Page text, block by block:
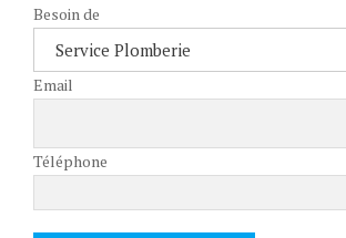
Besoin de
Email
Téléphone